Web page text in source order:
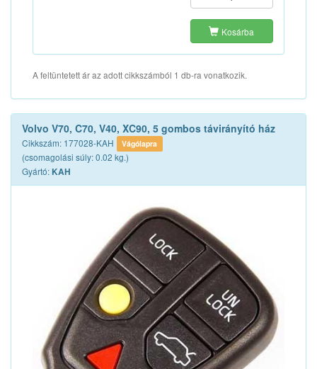
Kosárba
A feltüntetett ár az adott cikkszámból 1 db-ra vonatkozik.
Volvo V70, C70, V40, XC90, 5 gombos távirányító ház
Cikkszám: 177028-KAH Vágólapra
(csomagolási súly: 0.02 kg.)
Gyártó: KAH